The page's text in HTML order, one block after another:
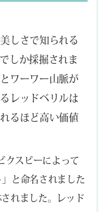
しさで知られる
しか採掘されま
ワーワー山脈が
レッドベリルは
るほど高い価値
クスビーによって
と命名されました
れました。レッド